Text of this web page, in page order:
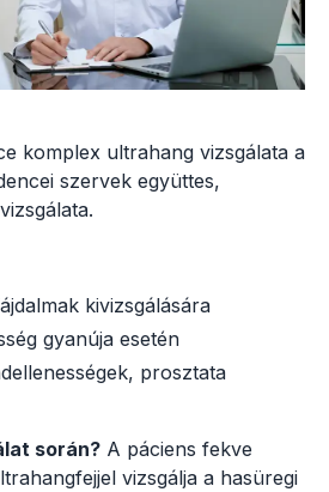
komplex ultrahang vizsgálata a
szervek együttes,
kivizsgálására
gyanúja esetén
prosztata
során? A páciens fekve
vizsgálja a hasüregi